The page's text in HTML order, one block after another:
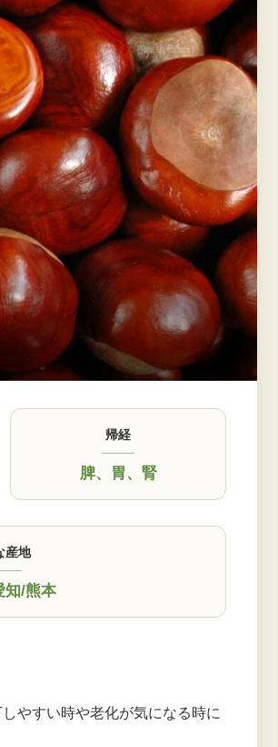
帰経
脾、 胃、 腎
産地
知/熊本
やすい時や老化が気になる時に